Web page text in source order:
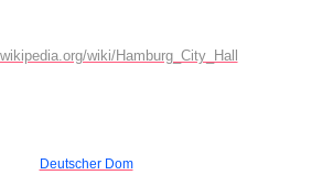
wiki/Hamburg_City_Hall
Deutscher Dom